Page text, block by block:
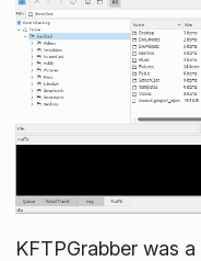
KFTPGrabber was